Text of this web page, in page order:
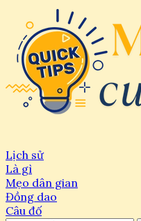
Lịch sử
Là gì
Mẹo dân gian
Đồng dao
Câu đố